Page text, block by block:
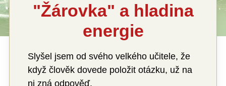
"Žárovka" a hladina
energie
Slyšel jsem od svého velkého učitele, že
když člověk dovede položit otázku, už na
ni zná odpověď.